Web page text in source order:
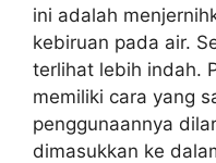
ini adalah
kebiruan pada air.
terlihat lebih indah.
memiliki cara yang
penggunaannya
dimasukkan ke